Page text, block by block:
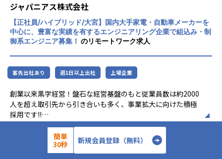
★基本給がベースUPしていく
基本給で勝負している会社です！技術手当等で大きく見せ
ることをしておりません。
昇給は、基本給を上げていくため、賞与や残業代も必然的
★フォロー体制や研修制度/スタンバイ期間も給与100％保証
スタンバイ期間は、しっかりJ-collegeにて研修を準備。
ベテラン講師からリアルタイムで教わる事ができます！決
して放置しない会社です。
AIの知見が増えたり資格取得をバックアップしています！
（AIエンジニアコース/IT パスポート試験+基本情報技術者試
験コース/AWS 中級コース など）
★定期的な技術者面談を実施
ジャパニアス株式会社
【正社員/ハイブリッド/大宮】国内大手家電・自動車メーカーを
中心に、豊富な実績を有するエンジニアリング企業で組込み・制
御系エンジニア募集！ のリモートワーク求人
客先出社あり 週1日以上出社 上場企業
創業以来黒字経営！盤石な経営基盤のもと従業員数は約2000
人を超え取引先から引き合いも多く、事業拡大に向けた積極
採用です!!
ご志向／ご希望に応じて、プロジェクトを決定しますので、
是非面接でお話しください！
400 〜 900 万円／年
簡単
30秒
新規会員登録（無料）